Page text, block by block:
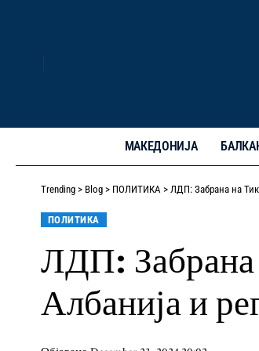
МАКЕДОНИЈА
Trending > Blog > ПОЛИТИКА > ЛДП: Забрана на
ПОЛИТИКА
ЛДП: Забрана
Албанија и